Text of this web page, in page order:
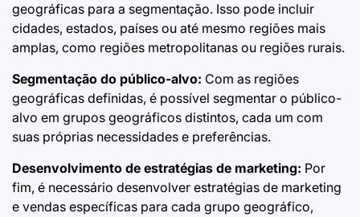
geográficas para a segmentação. Isso pode incluir
cidades, estados, países ou até mesmo regiões mais
amplas, como regiões metropolitanas ou regiões rurais.
Segmentação do público-alvo: Com as regiões
geográficas definidas, é possível segmentar o público-
alvo em grupos geográficos distintos, cada um com
suas próprias necessidades e preferências.
Desenvolvimento de estratégias de marketing: Por
fim, é necessário desenvolver estratégias de marketing
e vendas específicas para cada grupo geográfico,